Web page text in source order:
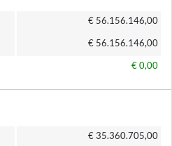
€ 56.156.146,00
€ 56.156.146,00
€ 0,00
€ 35.360.705,00